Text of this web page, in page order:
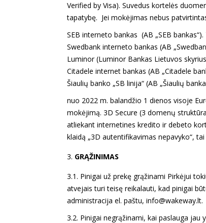
Verified by Visa). Suvedus kortelės
tapatybę. Jei mokėjimas nebus
SEB interneto bankas (AB „SEB
Swedbank interneto bankas (AB
Luminor (Luminor Bankas Lietuvos
Citadele internet bankas (AB „Citadele
Šiaulių banko „SB linija“ (AB „Šiaulių
nuo 2022 m. balandžio 1 dienos visoje
mokėjimą. 3D Secure (3 domenų
atliekant internetines kredito ir debeto
klaidą „3D autentifikavimas nepavyko“,
GRĄŽINIMAS
3.1. Pinigai už prekę grąžinami Pirkėjui
atvejais turi teisę reikalauti, kad pinigai
administracija el. paštu, info@wakeway.lt.
3.2. Pinigai negrąžinami, kai paslauga jau